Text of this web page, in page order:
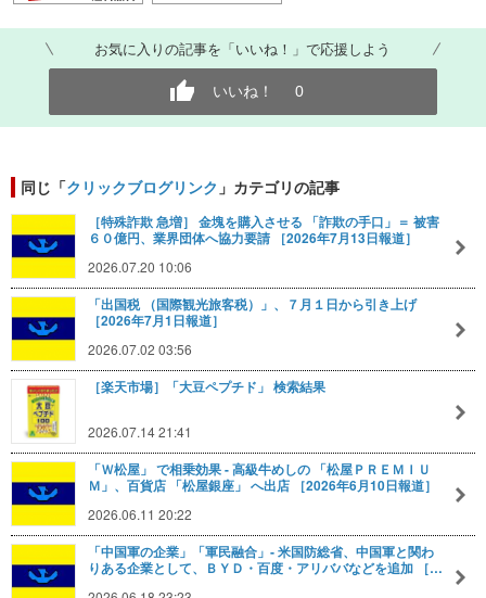
お気に入りの記事を「いいね！」で応援しよう
いいね！ 0
同じ「クリックブログリンク 」カテゴリの記事
［特殊詐欺 急増］ 金塊を購入させる 「詐欺の手口」＝ 被害
６０億円、業界団体へ協力要請 ［2026年7月13日報道］
2026.07.20 10:06
「出国税 （国際観光旅客税）」、７月１日から引き上げ
［2026年7月1日報道］
2026.07.02 03:56
［楽天市場］「大豆ペプチド」 検索結果
2026.07.14 21:41
「Ｗ松屋」 で相乗効果 - 高級牛めしの 「松屋ＰＲＥＭＩＵ
Ｍ」、百貨店 「松屋銀座」 へ出店 ［2026年6月10日報道］
2026.06.11 20:22
「中国軍の企業」「軍民融合」‐ 米国防総省、中国軍と関わ
りある企業として、ＢＹＤ・百度・アリババなどを追加 ［…